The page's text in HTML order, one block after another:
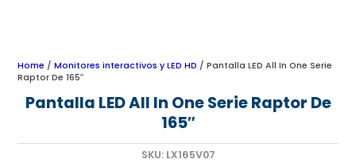
Home /Monitores interactivos y LED HD / Pantalla LED All In One Serie
Raptor De 165″
Pantalla LED All In One Serie Raptor De
165″
SKU: LX165V07